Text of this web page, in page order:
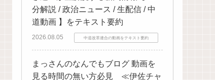
分解説 / 政治ニュース / 生配信 / 中
道動画 】をテキスト要約
2026.08.05 中道改革連合の動画をテキスト要約
まっさんのなんでもブログ 動画を
見る時間の無い方必見 ≪伊佐チャ